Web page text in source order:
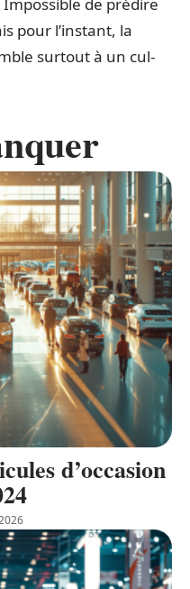
pour l’instant, la
surtout à un cul-
d’occasion